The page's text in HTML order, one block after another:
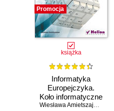
Promocja
książka
Informatyka
Europejczyka.
Koło informatyczne
dla uczniów szkół
Wiesława Amietszajewa